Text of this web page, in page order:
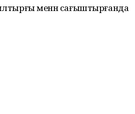
менән сағыштырғанда